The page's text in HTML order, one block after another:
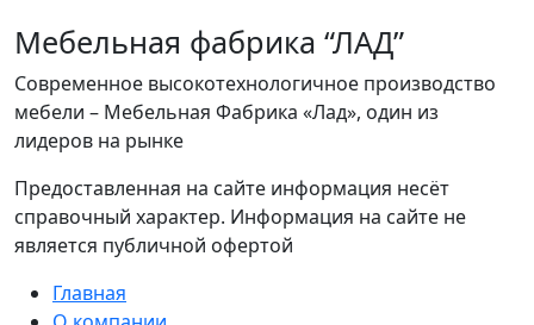
Мебельная фабрика “ЛАД”
Современное высокотехнологичное производство
мебели – Мебельная Фабрика «Лад», один из
лидеров на рынке
Предоставленная на сайте информация несёт
справочный характер. Информация на сайте не
является публичной офертой
Главная